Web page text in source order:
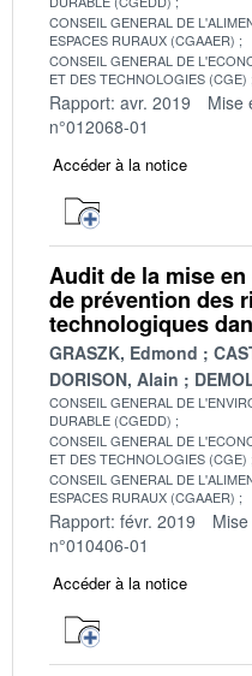
CONSEIL GENERAL DE
ESPACES RURAUX (CGAAER)
CONSEIL GENERAL DE
ET DES TECHNOLOGIES (CGE)
Rapport: avr. 2019 Mise
n°012068-01
Accéder à la notice
Audit de la mise
de prévention des
technologiques
GRASZK, Edmond
DORISON, Alain
CONSEIL GENERAL DE
DURABLE (CGEDD)
CONSEIL GENERAL DE
ET DES TECHNOLOGIES (CGE)
CONSEIL GENERAL DE
ESPACES RURAUX (CGAAER)
Rapport: févr. 2019
n°010406-01
Accéder à la notice